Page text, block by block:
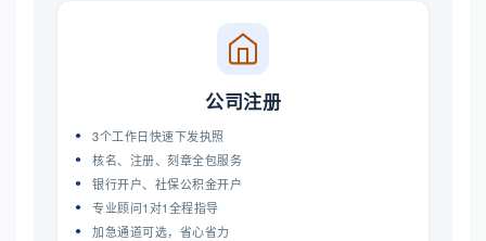
公司注册
3个工作日快速下发执照
核名、注册、刻章全包服务
银行开户、社保公积金开户
专业顾问1对1全程指导
加急通道可选，省心省力